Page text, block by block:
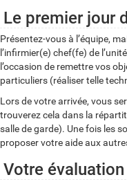
Le premier jour
Présentez-vous à l’équipe,
l’infirmier(e) chef(fe) de
l’occasion de remettre vos
particuliers (réaliser telle
Lors de votre arrivée, vous
trouverez cela dans la
salle de garde). Une fois les
proposer votre aide aux
Votre